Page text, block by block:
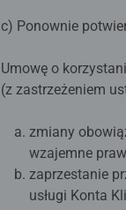
c) Ponownie
Umowę o
(z zastrzeżeniem
zmiany
wzajemne
zaprzestanie
usługi Konta